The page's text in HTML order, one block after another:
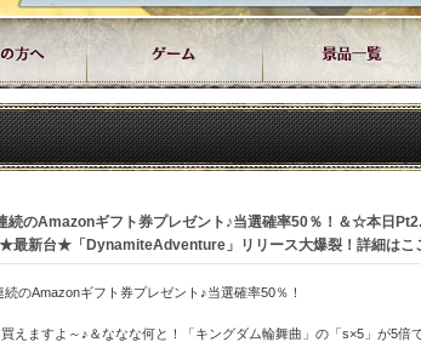
のAmazonギフト券プレゼント♪当選確率50％！＆☆本日
最新台★「DynamiteAdventure」リリース大爆裂！詳細はこ
のAmazonギフト券プレゼント♪当選確率50％！
えますよ～♪＆ななな何と！「キングダム輪舞曲」の「s×5」が5倍